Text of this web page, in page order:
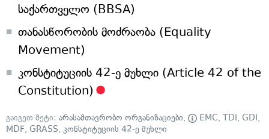
საქართველო (BBSA)
თანასწორობის მოძრაობა (Equality
Movement)
კონსტიტუციის 42-ე მუხლი (Article 42 of the
Constitution)
გაიგეთ მეტი: არასამთავრობო ორგანიზაციები, EMC, TDI, GDI,
MDF, GRASS, კონსტიტუციის 42-ე მუხლი